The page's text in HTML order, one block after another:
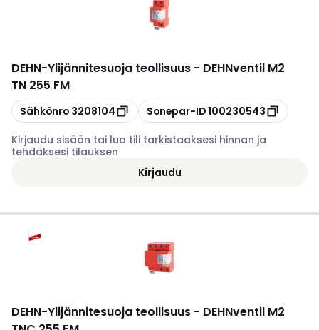
DEHN-Ylijännitesuoja teollisuus - DEHNventil M2
TN 255 FM
Kopioi
Sähkönro 3208104 Kopioi
Sonepar-ID100230543
Kirjaudu sisään tai luo tili tarkistaaksesi hinnan ja
tehdäksesi tilauksen
Kirjaudu
DEHN-Ylijännitesuoja teollisuus - DEHNventil M2